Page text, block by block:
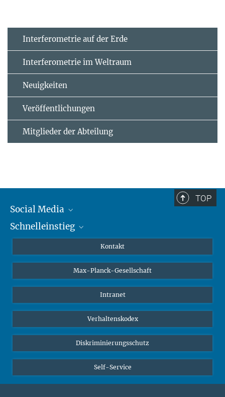
Interferometrie auf der Erde
Interferometrie im Weltraum
Neuigkeiten
Veröffentlichungen
Mitglieder der Abteilung
TOP
Social Media
Mastodon
Schnelleinstieg
Studierende
Schüler*innen
Öffentlichkeit
Alumnae | Alumni
Kontakt
Max-Planck-Gesellschaft
Intranet
Verhaltenskodex
Diskriminierungsschutz
Self-Service